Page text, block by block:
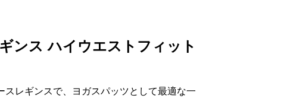
ンス ハイウエストフィット
スレギンスで、ヨガスパッツとして最適な一